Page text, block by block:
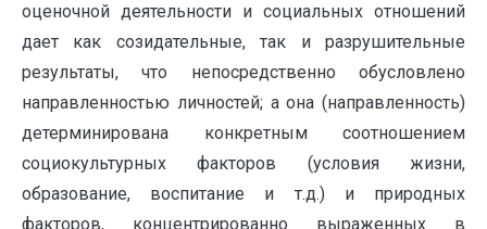
оценочной деятельности и социальных отношений
дает как созидательные, так и разрушительные
результаты, что непосредственно обусловлено
направленностью личностей; а она (направленность)
детерминирована конкретным соотношением
социокультурных факторов (условия жизни,
образование, воспитание и т.д.) и природных
факторов, концентрированно выраженных в